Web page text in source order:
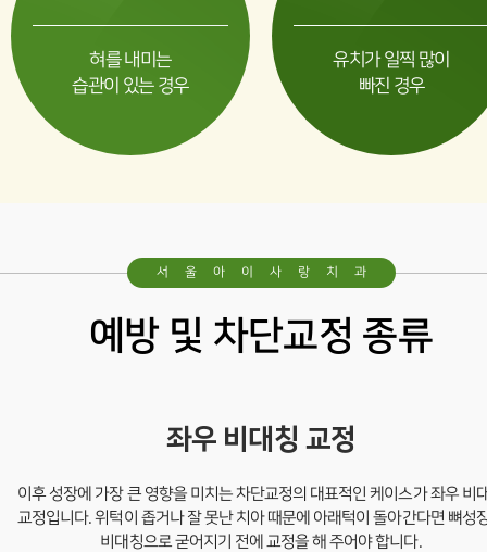
영구치 레진
영구치 보철
예방 및 차단교정
기능교정
기타진료
소아수술
혀를 내미는
습관이 있는 경우
유치가 일찍 많이
빠진 경우
서울아이사랑치과
예방 및 차단교정 종류
좌우 비대칭 교정
이후 성장에 가장 큰 영향을 미치는 차단교정의 대표적인 케이스가 좌우 비
교정입니다.위턱이 좁거나 잘 못난 치아 때문에 아래턱이 돌아간다면 뼈성
비대칭으로 굳어지기 전에 교정을 해 주어야 합니다.